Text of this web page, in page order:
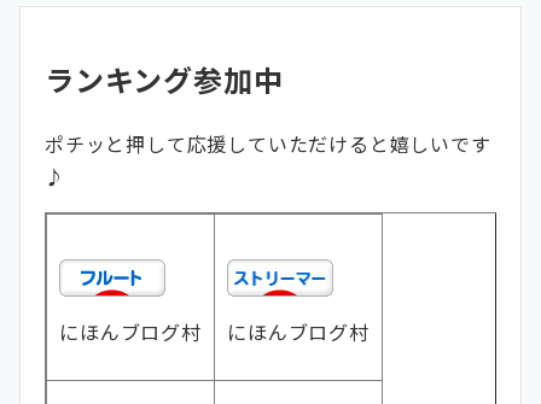
ランキング参加中
ポチッと押して応援していただけると嬉しいです
♪
にほんブログ村 にほんブログ村